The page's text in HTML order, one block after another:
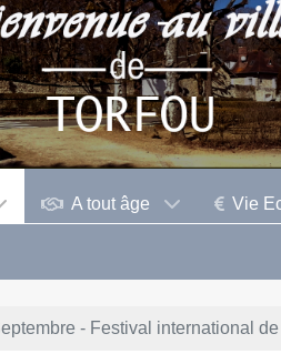
A tout âge Vie
- Festival international